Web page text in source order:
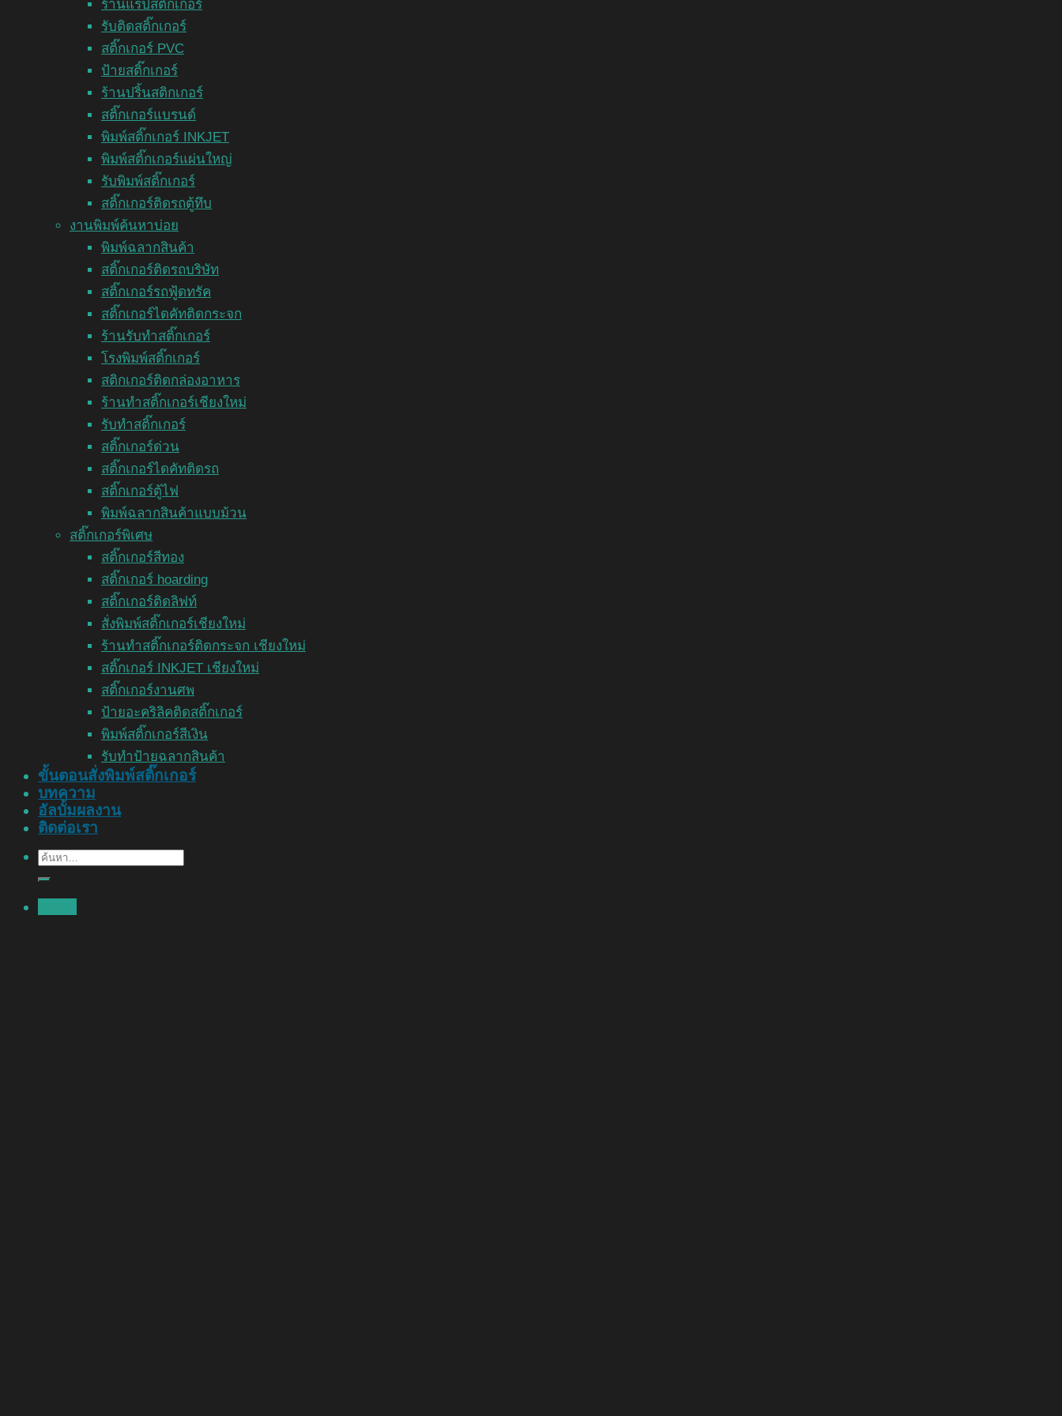
ร้านแร็ปสติ๊กเกอร์
รับติดสติ๊กเกอร์
สติ๊กเกอร์ PVC
ป้ายสติ๊กเกอร์
ร้านปริ้นสติกเกอร์
สติ๊กเกอร์แบรนด์
พิมพ์สติ๊กเกอร์ INKJET
พิมพ์สติ๊กเกอร์แผ่นใหญ่
รับพิมพ์สติ๊กเกอร์
สติ๊กเกอร์ติดรถตู้ทึบ
งานพิมพ์ค้นหาบ่อย
พิมพ์ฉลากสินค้า
สติ๊กเกอร์ติดรถบริษัท
สติ๊กเกอร์รถฟู้ดทรัค
สติ๊กเกอร์ไดคัทติดกระจก
ร้านรับทำสติ๊กเกอร์
โรงพิมพ์สติ๊กเกอร์
สติกเกอร์ติดกล่องอาหาร
ร้านทำสติ๊กเกอร์เชียงใหม่
รับทำสติ๊กเกอร์
สติ๊กเกอร์ด่วน
สติ๊กเกอร์ไดคัทติดรถ
สติ๊กเกอร์ตู้ไฟ
พิมพ์ฉลากสินค้าแบบม้วน
สติ๊กเกอร์พิเศษ
สติ๊กเกอร์สีทอง
สติ๊กเกอร์ hoarding
สติ๊กเกอร์ติดลิฟท์
สั่งพิมพ์สติ๊กเกอร์เชียงใหม่
ร้านทำสติ๊กเกอร์ติดกระจก เชียงใหม่
สติ๊กเกอร์ INKJET เชียงใหม่
สติ๊กเกอร์งานศพ
ป้ายอะคริลิคติดสติ๊กเกอร์
พิมพ์สติ๊กเกอร์สีเงิน
รับทำป้ายฉลากสินค้า
ขั้นตอนสั่งพิมพ์สติ๊กเกอร์
บทความ
อัลบั้มผลงาน
ติดต่อเรา
ค้นหา: